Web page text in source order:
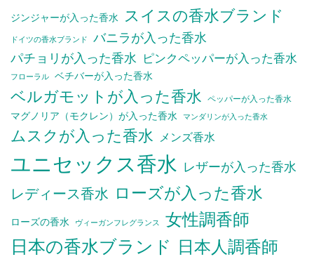
ジンジャーが入った香水 スイスの香水ブランド
ドイツの香水ブランド
バニラが入った香水
パチョリが入った香水 ピンクペッパーが入った香水
フローラル ベチバーが入った香水
ベルガモットが入った香水 ペッパーが入った香水
マグノリア（モクレン）が入った香水 マンダリンが入った香水
ムスクが入った香水 メンズ香水
ユニセックス香水 レザーが入った香水
レディース香水 ローズが入った香水
ローズの香水 ヴィーガンフレグランス
女性調香師
日本の香水ブランド 日本人調香師